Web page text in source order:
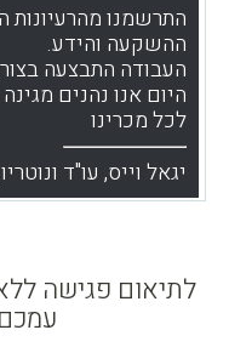
התרשמנו
ההשקעה והידע.
העבודה התבצעה
היום אנו נהנים
לכל מכרינו
יגאל וייס, עו"ד
לתיאום פגישה